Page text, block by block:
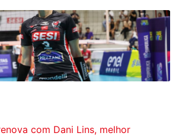
com Dani Lins, melhor